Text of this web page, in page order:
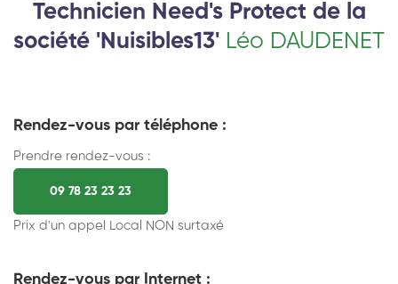
Technicien Need's Protect de la
société 'Nuisibles13' Léo DAUDENET
Rendez-vous par téléphone :
Prendre rendez-vous :
09 78 23 23 23
Prix d'un appel Local NON surtaxé
Rendez-vous par Internet :